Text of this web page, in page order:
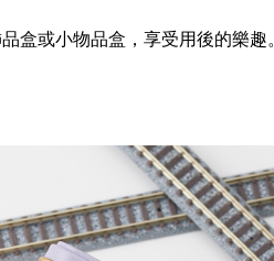
盒或小物品盒，享受用後的樂趣。